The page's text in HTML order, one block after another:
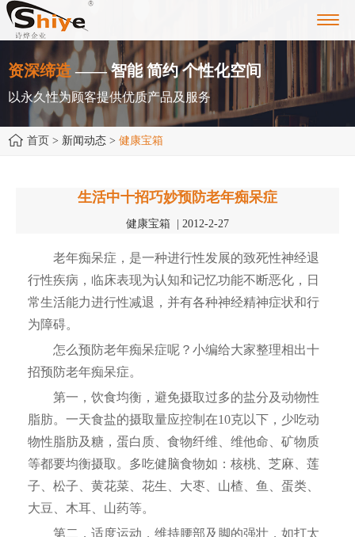
资深缔造 —— 智能 简约 个性化空间
以永久性为顾客提供优质产品及服务
首页 > 新闻动态 > 健康宝箱
生活中十招巧妙预防老年痴呆症
健康宝箱 | 2012-2-27
老年痴呆症，是一种进行性发展的致死性神经退
行性疾病，临床表现为认知和记忆功能不断恶化，日
常生活能力进行性减退，并有各种神经精神症状和行
为障碍。
怎么预防老年痴呆症呢？小编给大家整理相出十
招预防老年痴呆症。
第一，饮食均衡，避免摄取过多的盐分及动物性
脂肪。一天食盐的摄取量应控制在10克以下，少吃动
物性脂肪及糖，蛋白质、食物纤维、维他命、矿物质
等都要均衡摄取。多吃健脑食物如：核桃、芝麻、莲
子、松子、黄花菜、花生、大枣、山楂、鱼、蛋类、
大豆、木耳、山药等。
第二，适度运动，维持腰部及脚的强壮，如打太